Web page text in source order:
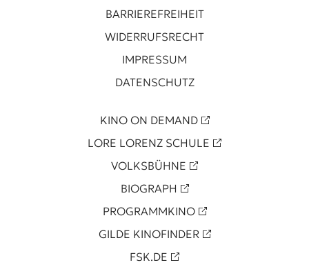
BARRIEREFREIHEIT
WIDERRUFSRECHT
IMPRESSUM
DATENSCHUTZ
KINO ON DEMAND
LORE LORENZ SCHULE
VOLKSBÜHNE
BIOGRAPH
PROGRAMMKINO
GILDE KINOFINDER
FSK.DE